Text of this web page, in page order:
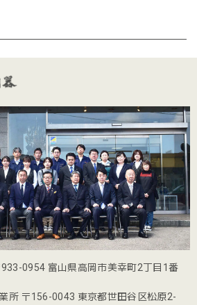
0954 富山県高岡市美幸町2丁目1番
所 〒156-0043 東京都世田谷区松原2-